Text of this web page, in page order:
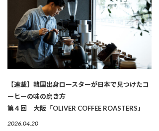
【連載】韓国出身ロースターが日本で見つけたコ
ーヒーの味の磨き方
第４回 大阪「OLIVER COFFEE ROASTERS」
2026.04.20